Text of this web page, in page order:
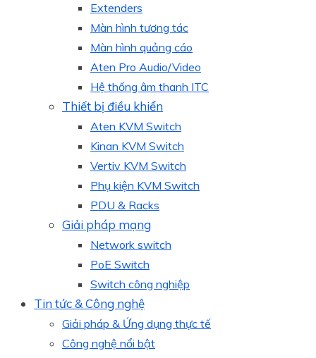
Extenders
Màn hình tương tác
Màn hình quảng cáo
Aten Pro Audio/Video
Hệ thống âm thanh ITC
Thiết bị điều khiển
Aten KVM Switch
Kinan KVM Switch
Vertiv KVM Switch
Phụ kiện KVM Switch
PDU & Racks
Giải pháp mạng
Network switch
PoE Switch
Switch công nghiệp
Tin tức & Công nghệ
Giải pháp & Ứng dụng thực tế
Công nghệ nổi bật